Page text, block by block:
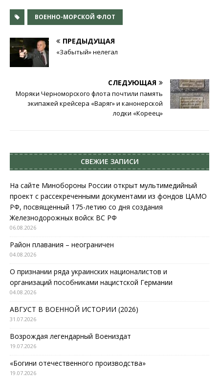
ВОЕННО-МОРСКОЙ ФЛОТ
ПРЕДЫДУЩАЯ
«Забытый» нелегал
СЛЕДУЮЩАЯ
Моряки Черноморского флота почтили память
экипажей крейсера «Варяг» и канонерской
лодки «Кореец»
СВЕЖИЕ ЗАПИСИ
На сайте Минобороны России открыт мультимедийный
проект с рассекреченными документами из фондов ЦАМО
РФ, посвященный 175-летию со дня создания
Железнодорожных войск ВС РФ
06.08.2026
Район плавания – неограничен
04.08.2026
О признании ряда украинских националистов и
организаций пособниками нацистской Германии
04.08.2026
АВГУСТ В ВОЕННОЙ ИСТОРИИ (2026)
31.07.2026
Возрождая легендарный Воениздат
19.07.2026
«Богини отечественного производства»
19.07.2026